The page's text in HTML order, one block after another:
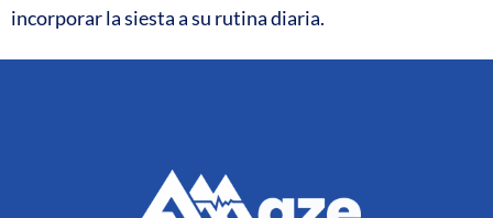
incorporar la siesta a su rutina diaria.